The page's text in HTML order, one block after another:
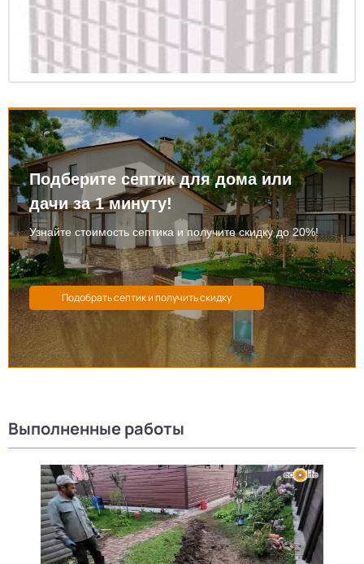
Подберите септик для дома или
дачи за 1 минуту!
Узнайте стоимость септика и получите скидку до 20%!
Выполненные работы